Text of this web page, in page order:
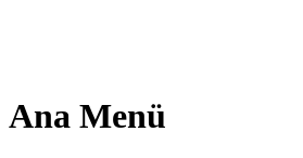
Ana Menü